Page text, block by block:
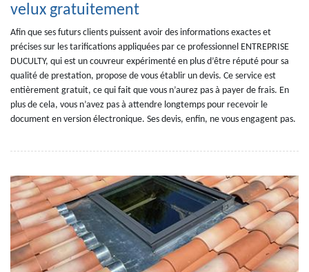
velux gratuitement
Afin que ses futurs clients puissent avoir des informations exactes et
précises sur les tarifications appliquées par ce professionnel ENTREPRISE
DUCULTY, qui est un couvreur expérimenté en plus d’être réputé pour sa
qualité de prestation, propose de vous établir un devis. Ce service est
entièrement gratuit, ce qui fait que vous n’aurez pas à payer de frais. En
plus de cela, vous n’avez pas à attendre longtemps pour recevoir le
document en version électronique. Ses devis, enfin, ne vous engagent pas.